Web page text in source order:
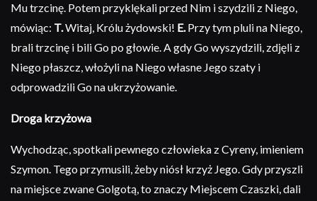
Mu trzcinę. Potem przyklękali przed Nim i szydzili z Niego,
mówiąc: T.Witaj, Królu żydowski! E.Przy tym pluli na Niego,
brali trzcinę i bili Go po głowie. A gdy Go wyszydzili, zdjęli z
Niego płaszcz, włożyli na Niego własne Jego szaty i
odprowadzili Go na ukrzyżowanie.
Droga krzyżowa
Wychodząc, spotkali pewnego człowieka z Cyreny, imieniem
Szymon. Tego przymusili, żeby niósł krzyż Jego. Gdy przyszli
na miejsce zwane Golgotą, to znaczy Miejscem Czaszki, dali